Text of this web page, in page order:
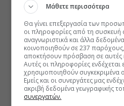
Μάθετε περισσότερα
Θα γίνει επεξεργασία των
οι πληροφορίες από τη συσκευή
αναγνωριστικά και άλλα
κοινοποιηθούν σε 237
αποκτήσουν πρόσβαση σε αυτές
Αυτές οι πληροφορίες ενδέχεται
χρησιμοποιηθούν συγκεκριμένα
Εμείς και οι συνεργάτες μας
ακριβή δεδομένα γεωγραφικής
συνεργατών.